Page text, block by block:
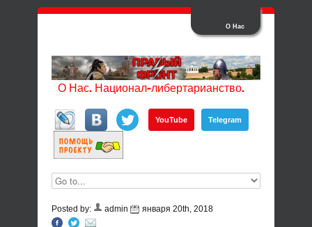
О Нас
О Нас. Национал-либертарианство.
YouTube Telegram
Posted by: admin января 20th, 2018